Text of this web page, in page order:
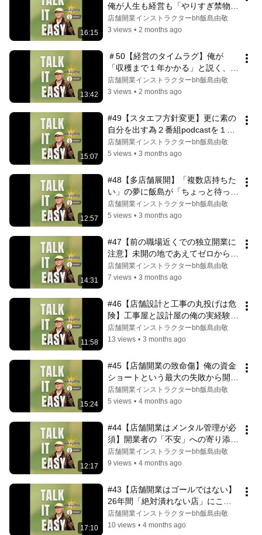
16:15
俺が人生も経営も「やりすぎ禁物」
と言う理由
店舗開業インストラクターbh飯島由敬
3 views • 2 months ago
13:42
＃50【経営のタイムラグ】俺が
「収穫まで１年かかる」と説く、農
業と同じ商売の真理
店舗開業インストラクターbh飯島由敬
3 views • 2 months ago
15:07
#49【スタエフ方針変更】更に素の
自分を出す為２番組podcastを１つ
に統合！
店舗開業インストラクターbh飯島由敬
5 views • 3 months ago
12:57
#48【多店舗展開】「複数店持ちた
い」の夢に飯島が「ちょっと待っ
た」をする理由
店舗開業インストラクターbh飯島由敬
5 views • 3 months ago
14:31
#47【前の職場近くでの独立開業に
注意】未開の地であえてゼロから開
業を勧める理由
店舗開業インストラクターbh飯島由敬
7 views • 3 months ago
11:58
#46【店舗設計と工事の丸投げは危
険】工事屋と設計屋の俺の実経験か
ら警鐘！
店舗開業インストラクターbh飯島由敬
13 views • 3 months ago
15:24
#45【店舗開業の致命傷】俺の資金
ショートという最大の失敗から開業
者を守る使命
店舗開業インストラクターbh飯島由敬
5 views • 4 months ago
12:17
#44【店舗開業はメンタル管理が必
須】開業者の「不安」への寄り添が
俺の最大の役目
店舗開業インストラクターbh飯島由敬
9 views • 4 months ago
17:10
#43【店舗開業はゴールではない】
26年間「絶対潰れない店」にこだ
わり続ける理由
店舗開業インストラクターbh飯島由敬
10 views • 4 months ago